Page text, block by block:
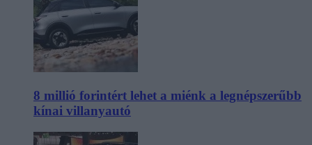
8 millió forintért lehet a miénk a legnépszerűbb
kínai villanyautó